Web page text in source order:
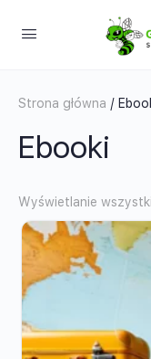
Strona główna /
Ebooki
Wyświetlanie